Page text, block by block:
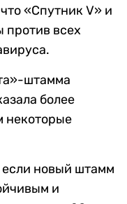
«Спутник V» и
всех
штамма
более
некоторые
если новый штамм
и